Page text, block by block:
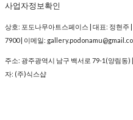
사업자정보확인
상호: 포도나무아트스페이스 | 대표: 정현주
7900 | 이메일:
주소: 광주광역시 남구 백서로 79-1(양림동)
자: (주)식스샵